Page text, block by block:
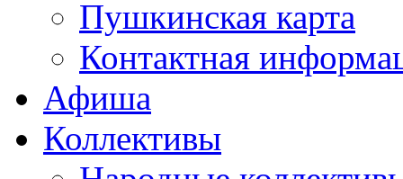
Пушкинская карта
Контактная
Афиша
Коллективы